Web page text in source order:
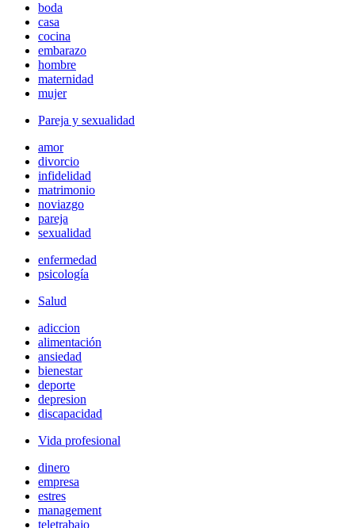
boda
casa
cocina
embarazo
hombre
maternidad
mujer
Pareja y sexualidad
amor
divorcio
infidelidad
matrimonio
noviazgo
pareja
sexualidad
enfermedad
psicología
Salud
adiccion
alimentación
ansiedad
bienestar
deporte
depresion
discapacidad
Vida profesional
dinero
empresa
estres
management
teletrabajo